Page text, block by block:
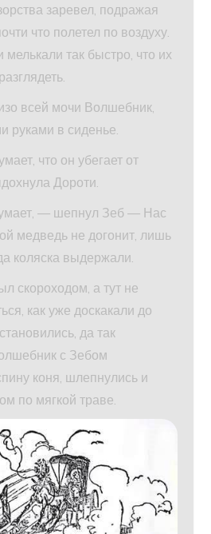
заревел, подражая
что полетел по воздуху.
мелькали так быстро, что их
всей мочи Волшебник,
руками в сиденье.
что он убегает от
Дороти.
— шепнул Зеб — Нас
медведь не догонит, лишь
коляска выдержали.
скороходом, а тут не
как уже доскакали до
да так
с Зебом
коня, шлепнулись и
по мягкой траве.